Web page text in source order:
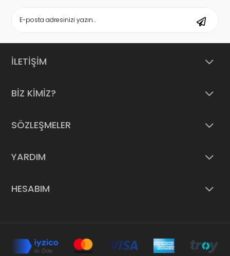
İLETİŞİM
BİZ KİMİZ?
SÖZLEŞMELER
YARDIM
HESABIM